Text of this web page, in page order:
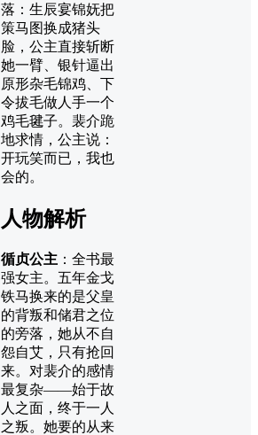
落：生辰宴锦妩把
策马图换成猪头
脸，公主直接斩断
她一臂、银针逼出
原形杂毛锦鸡、下
令拔毛做人手一个
鸡毛毽子。裴介跪
地求情，公主说：
开玩笑而已，我也
会的。
人物解析
循贞公主 ：全书最
强女主。五年金戈
铁马换来的是父皇
的背叛和储君之位
的旁落，她从不自
怨自艾，只有抢回
来。对裴介的感情
最复杂——始于故
人之面，终于一人
之叛。她要的从来